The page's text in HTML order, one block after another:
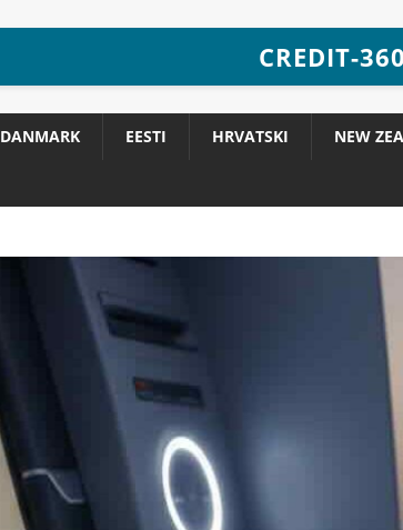
CREDIT-360
DANMARK EESTI HRVATSKI NEW